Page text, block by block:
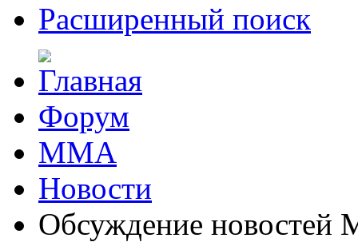
Расширенный поиск
Форум
ММА
Новости
Обсуждение